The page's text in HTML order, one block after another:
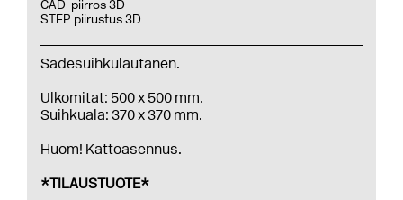
CAD-piirros 3D
STEP piirustus 3D
Sadesuihkulautanen.
Ulkomitat: 500 x 500 mm.
Suihkuala: 370 x 370 mm.
Huom! Kattoasennus.
*TILAUSTUOTE*